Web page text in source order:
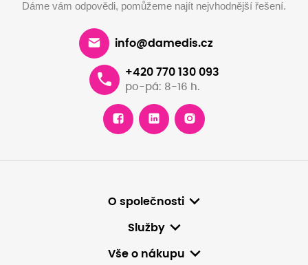
Dáme vám odpovědi, pomůžeme najít nejvhodnější řešení.
info@damedis.cz
+420 770 130 093
po-pá: 8-16 h.
O společnosti
Služby
Vše o nákupu